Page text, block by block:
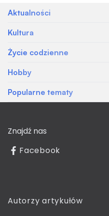
Aktualności
Kultura
Życie codzienne
Hobby
Popularne tematy
Znajdź nas
Facebook
Autorzy artykułów